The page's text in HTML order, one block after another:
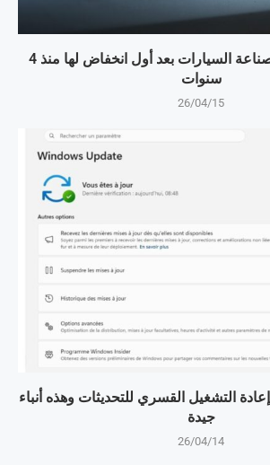
شركة BYD تحذر صناعة السيارات بعد أول انخفاض لها منذ 4
سنوات
26/04/15
التشغيل القسري للتحديثات وهذه أنباء
جيدة
26/04/14